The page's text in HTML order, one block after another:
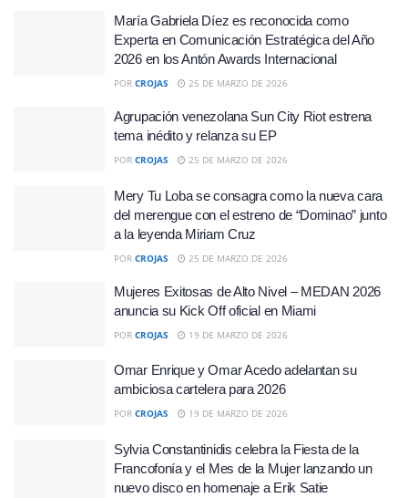
María Gabriela Díez es reconocida como
Experta en Comunicación Estratégica del Año
2026 en los Antón Awards Internacional
POR CROJAS 25 DE MARZO DE 2026
Agrupación venezolana Sun City Riot estrena
tema inédito y relanza su EP
POR CROJAS 25 DE MARZO DE 2026
Mery Tu Loba se consagra como la nueva cara
del merengue con el estreno de “Dominao” junto
a la leyenda Miriam Cruz
POR CROJAS 25 DE MARZO DE 2026
Mujeres Exitosas de Alto Nivel – MEDAN 2026
anuncia su Kick Off oficial en Miami
POR CROJAS 19 DE MARZO DE 2026
Omar Enrique y Omar Acedo adelantan su
ambiciosa cartelera para 2026
POR CROJAS 19 DE MARZO DE 2026
Sylvia Constantinidis celebra la Fiesta de la
Francofonía y el Mes de la Mujer lanzando un
nuevo disco en homenaje a Erik Satie